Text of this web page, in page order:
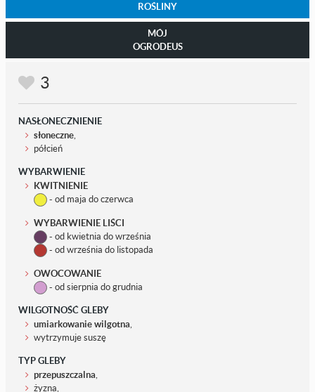
ROŚLINY
MÓJ
OGRODEUS
3
NASŁONECZNIENIE
słoneczne,
półcień
WYBARWIENIE
KWITNIENIE
- od maja do czerwca
WYBARWIENIE LIŚCI
- od kwietnia do września
- od września do listopada
OWOCOWANIE
- od sierpnia do grudnia
WILGOTNOŚĆ GLEBY
umiarkowanie wilgotna,
wytrzymuje suszę
TYP GLEBY
przepuszczalna,
żyzna,